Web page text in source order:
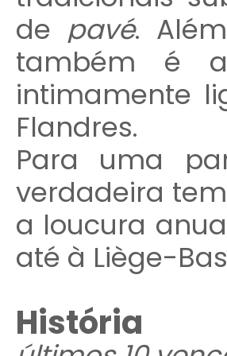
de pavé.
também é
intimamente
Flandres.
Para uma
verdadeira
a loucura
até à Liège-
História